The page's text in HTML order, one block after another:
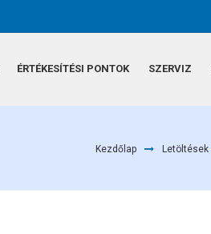
ÉRTÉKESÍTÉSI PONTOK SZERVIZ
Kezdőlap Letöltések